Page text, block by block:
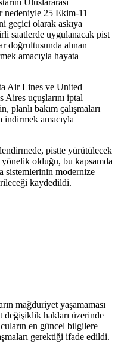
Uluslararası
nedeniyle 25 Ekim-11
geçici olarak askıya
saatlerde uygulanacak pist
doğrultusunda alınan
amacıyla hayata
Air Lines ve United
uçuşlarını iptal
planlı bakım çalışmaları
indirmek amacıyla
pistte yürütülecek
yönelik olduğu, bu kapsamda
sistemlerinin modernize
kaydedildi.
mağduriyet yaşamaması
değişiklik hakları üzerinde
en güncel bilgilere
gerektiği ifade edildi.